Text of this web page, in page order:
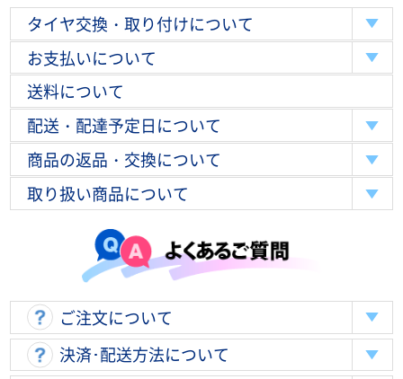
タイヤ交換・取り付けについて
お支払いについて
送料について
配送・配達予定日について
商品の返品・交換について
取り扱い商品について
ご注文について
決済･配送方法について